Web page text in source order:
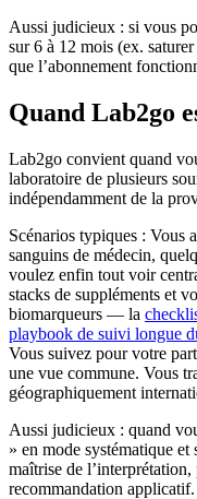
Aussi judicieux : si vous
sur 6 à 12 mois (ex.
que l’abonnement
Quand Lab2go
Lab2go convient quand
laboratoire de plusieurs
indépendamment de la
Scénarios typiques : Vous
sanguins de médecin,
voulez enfin tout voir
stacks de suppléments et
biomarqueurs — la
playbook de suivi longue
Vous suivez pour votre
une vue commune. Vous
géographiquement
Aussi judicieux : quand
» en mode systématique
maîtrise de
recommandation applicatif.